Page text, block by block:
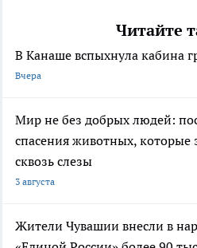
Читайте
В Канаше вспыхнула кабина
Вчера
Мир не без добрых людей:
спасения животных, которые
сквозь слезы
3 августа
Жители Чувашии внесли в